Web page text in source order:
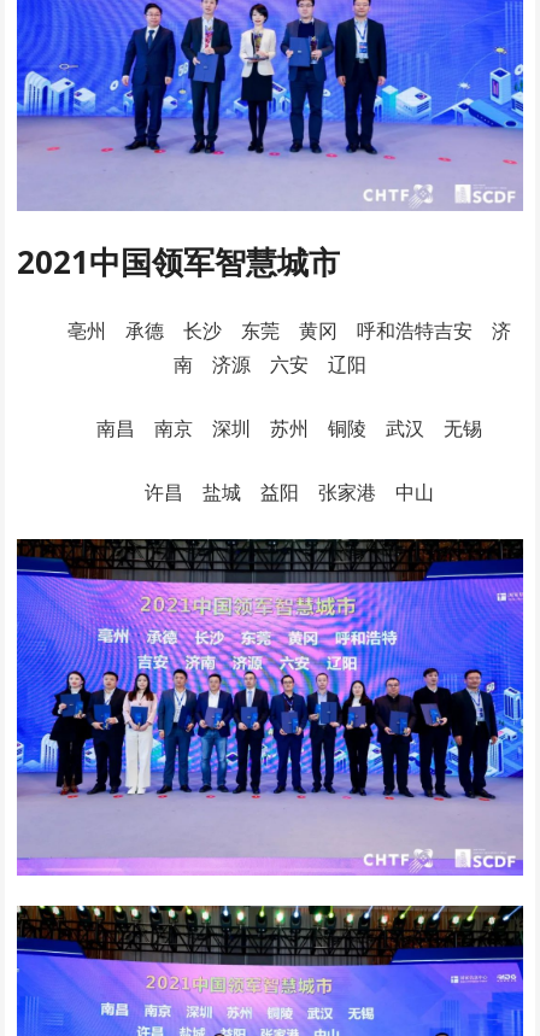
2021中国领军智慧城市
亳州 承德 长沙 东莞 黄冈 呼和浩特吉安 济
南 济源 六安 辽阳
南昌 南京 深圳 苏州 铜陵 武汉 无锡
许昌 盐城 益阳 张家港 中山